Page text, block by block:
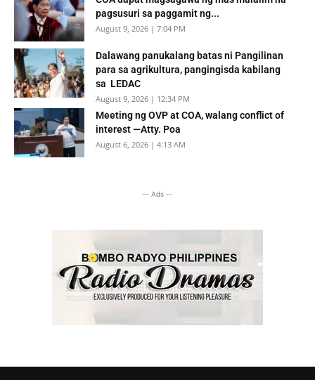
pagsusuri sa paggamit ng...
August 9, 2026 | 7:04 PM
Dalawang panukalang batas ni Pangilinan
para sa agrikultura, pangingisda kabilang
sa LEDAC
August 9, 2026 | 12:34 PM
Meeting ng OVP at COA, walang conflict of
interest —Atty. Poa
August 6, 2026 | 4:13 AM
-- Ads --